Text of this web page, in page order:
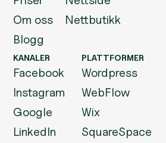
Om oss
Blogg
Nettbutikk
KANALER
Facebook
Instagram
Google
LinkedIn
PLATTFORMER
Wordpress
WebFlow
Wix
SquareSpace